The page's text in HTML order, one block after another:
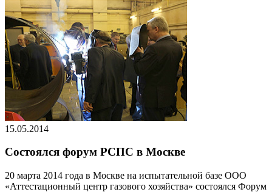
15.05.2014
Состоялся форум РСПС в Москве
20 марта 2014 года в Москве на испытательной базе ООО
«Аттестационный центр газового хозяйства» состоялся Форум